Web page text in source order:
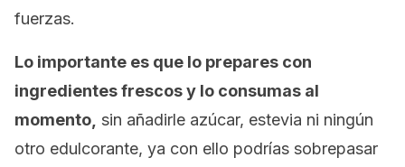
fuerzas.
Lo importante es que lo prepares con
ingredientes frescos y lo consumas al
momento, sin añadirle azúcar, estevia ni ningún
otro edulcorante, ya con ello podrías sobrepasar